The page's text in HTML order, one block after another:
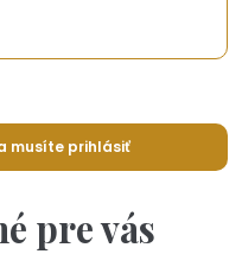
musíte prihlásiť
pre vás